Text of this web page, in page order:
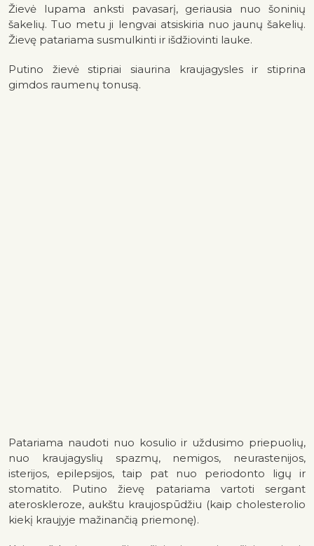
Žievė lupama anksti pavasarį, geriausia nuo šoninių
šakelių. Tuo metu ji lengvai atsiskiria nuo jaunų šakelių.
Žievę patariama susmulkinti ir išdžiovinti lauke.
Putino žievė stipriai siaurina kraujagysles ir stiprina
gimdos raumenų tonusą.
Patariama naudoti nuo kosulio ir uždusimo priepuolių,
nuo kraujagyslių spazmų, nemigos, neurastenijos,
isterijos, epilepsijos, taip pat nuo periodonto ligų ir
stomatito. Putino žievę patariama vartoti sergant
ateroskleroze, aukštu kraujospūdžiu (kaip cholesterolio
kiekį kraujyje mažinančią priemonę).